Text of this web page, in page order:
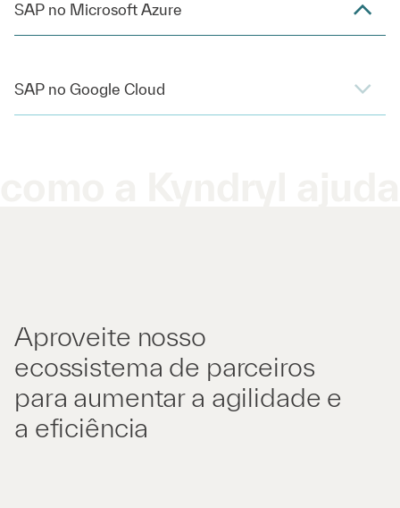
SAP no Microsoft Azure
SAP no Google Cloud
Aproveite nosso
ecossistema de parceiros
para aumentar a agilidade e
a eficiência